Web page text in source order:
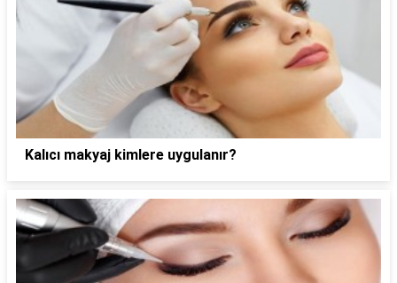
Kalıcı makyaj kimlere uygulanır?